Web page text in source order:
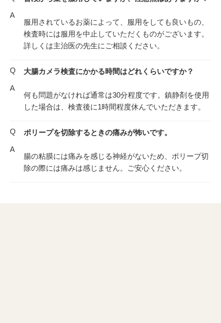
A
服用されているお薬によって、服用をしても良いもの、
検査時には服用を中止していただくものがございます。
詳しくは主治医の先生にご相談ください。
Q
大腸カメラ検査にかかる時間はどれくらいですか？
A
何も問題がなければ通常は30分程度です。鎮静剤を使用
した場合は、検査後に1時間程度休んでいただきます。
Q
ポリープを切除するときの痛みが怖いです。
A
腸の粘膜には痛みを感じる神経がないため、ポリープ切
除の際には痛みは感じません。ご安心ください。